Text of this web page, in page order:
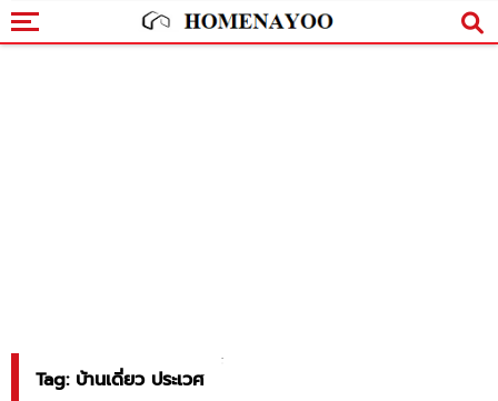
Tag: บ้านเดี่ยว ประเวศ